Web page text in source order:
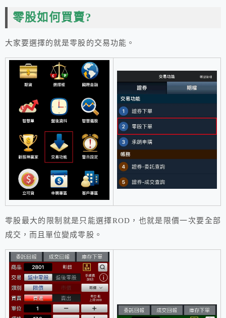
零股如何買賣?
大家要選擇的就是零股的交易功能。
零股最大的限制就是只能選擇ROD，也就是限價一次要全部
成交，而且單位變成零股。